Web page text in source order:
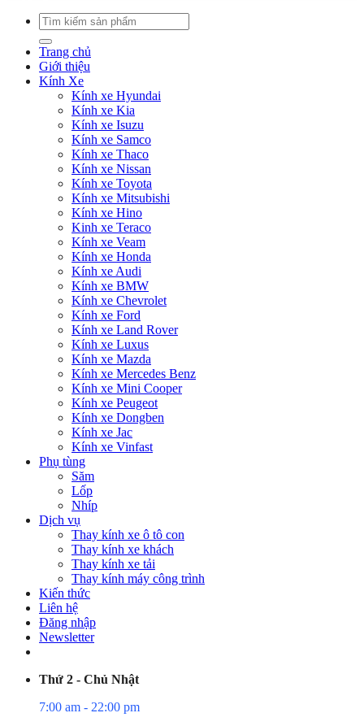
Tìm
kiếm:
Trang chủ
Giới thiệu
Kính Xe
Kính xe Hyundai
Kính xe Kia
Kính xe Isuzu
Kính xe Samco
Kính xe Thaco
Kính xe Nissan
Kính xe Toyota
Kính xe Mitsubishi
Kính xe Hino
Kinh xe Teraco
Kính xe Veam
Kính xe Honda
Kính xe Audi
Kính xe BMW
Kính xe Chevrolet
Kính xe Ford
Kính xe Land Rover
Kính xe Luxus
Kính xe Mazda
Kính xe Mercedes Benz
Kính xe Mini Cooper
Kính xe Peugeot
Kính xe Dongben
Kính xe Jac
Kính xe Vinfast
Phụ tùng
Săm
Lốp
Nhíp
Dịch vụ
Thay kính xe ô tô con
Thay kính xe khách
Thay kính xe tải
Thay kính máy công trình
Kiến thức
Liên hệ
Đăng nhập
Newsletter
Thứ 2 - Chủ Nhật
7:00 am - 22:00 pm